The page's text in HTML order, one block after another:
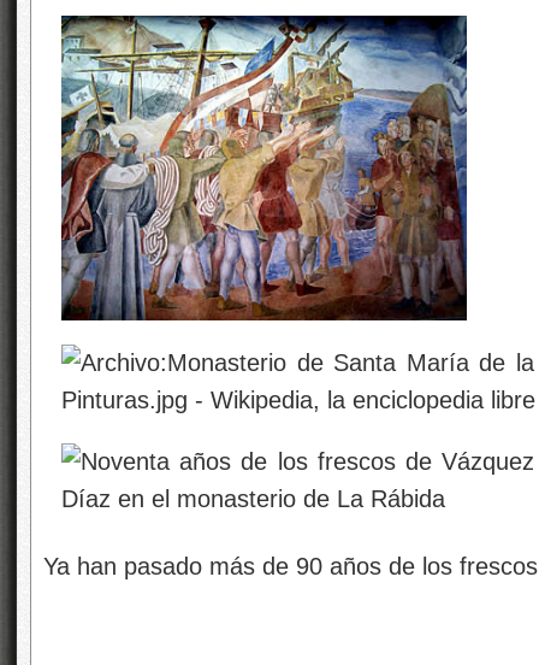
Ya han pasado más de 90 años de los